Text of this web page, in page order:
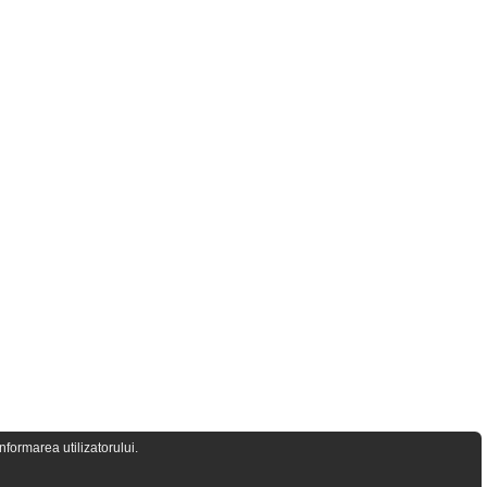
utilizatorului.